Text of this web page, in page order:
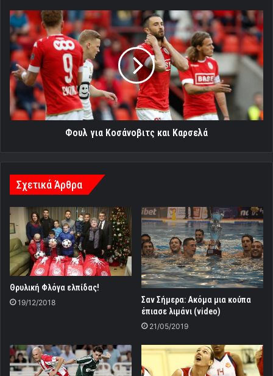
Φουλ
για
Κοσάνοβιτς
και
Καρσελά
Φουλ για Κοσάνοβιτς και Καρσελά
Σχετικά Άρθρα
Θρυλική Φλόγα ελπίδας!
19/12/2018
Σαν Σήμερα: Ακόμα μια κούπα
έπιασε λιμάνι (video)
21/05/2019